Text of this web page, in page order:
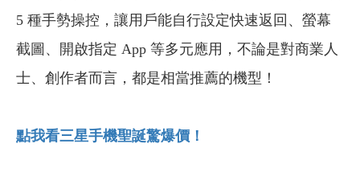
5 種手勢操控，讓用戶能自行設定快速返回、螢幕
截圖、開啟指定 App 等多元應用，不論是對商業人
士、創作者而言，都是相當推薦的機型！
點我看三星手機聖誕驚爆價！